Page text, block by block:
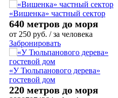
«Вишенка» частный сектор
640 метров до моря
от 250 руб. / за человека
Забронировать
«У Тюльпанового дерева»
гостевой дом
220 метров до моря